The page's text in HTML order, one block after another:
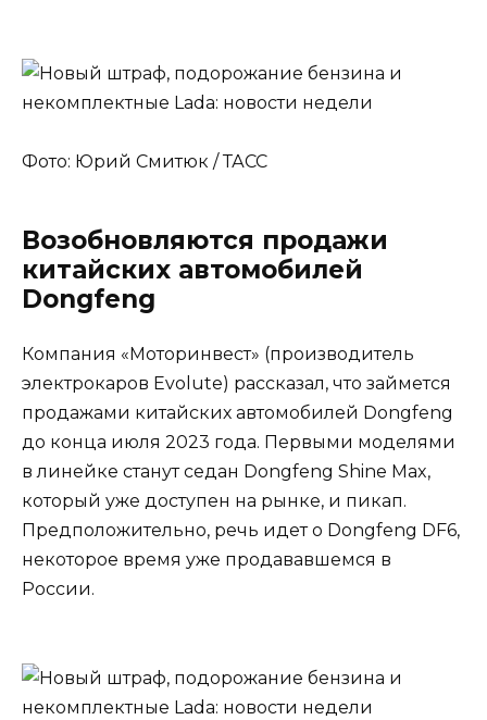
Фото: Юрий Смитюк / ТАСС
Возобновляются продажи
китайских автомобилей
Dongfeng
Компания «Моторинвест» (производитель
электрокаров Evolute) рассказал, что займется
продажами китайских автомобилей Dongfeng
до конца июля 2023 года. Первыми моделями
в линейке станут седан Dongfeng Shine Max,
который уже доступен на рынке, и пикап.
Предположительно, речь идет о Dongfeng DF6,
некоторое время уже продававшемся в
России.